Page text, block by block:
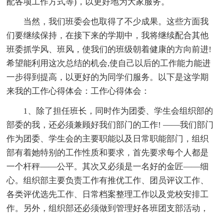
配各项工作方式等)，以更好地为大家服务。
当然，我们班委会也取得了不少成果。这些方面我
们要继续保持，在接下来的学期中，我将继续配合其他
班委抓学风、班风，使我们的班级朝着健康的方向前进!
希望能利用这次总结的机会,使自己以后的工作能力能进
一步得到提高，以更好的为同学们服务。以下是这学期
来我的工作心得体会：工作心得体会：
1、除了担任班长，同时作为团委、学生会组织部的
部委的我，还必须兼顾好我们部门的工作! ——我们部门
作为团委、学生会的主要职能以及日常职能部门，组织
部有着她特别的工作性质和要求，首先要求每个人都是
一个杆秤——公平。其次又必须是一名好的金匠——细
心。组织部主要负责工作有推优工作、团员评议工作、
各类评优选先工作、日常档案整理工作以及党校安排工
作。另外，组织部还必须做到管理好各班团支部活动，